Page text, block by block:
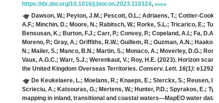
https://dx.doi.org/10.1016/j.biocon.2023.110324, more
Dawson, W.; Peyton, J.M.; Pescott, O.L.; Adriaens, T.; Cottier-
A.F.; Minchin, D.; Moore, N.; Rabitsch, W.; Rorke, S.L.; Tricarico, E.;
Bensusan, K.; Burton, F.J.; Carr, P.; Convey, P.; Copeland, A.I.; Fa,
Moreno, P.; Gray, A.; Griffiths, R.W.; Guillem, R.; Guzman, A.N.;
N.; Mailer, S.; Manco, B.N.; Martin, S.; Monaco, A.; Moverley, D.G.;
Vaux, A.G.C.; Warr, S.J.; Werenkaut, V.; Roy, H.E. (2023). Horizon
the United Kingdom Overseas Territories. Conserv. Lett. 16(1):
De Keukelaere, L.; Moelans, R.; Knaeps, E.; Sterckx, S.; Reusen,
Scrieciu, A.; Katsouras, G.; Mertens, W.; Hunter, P.D.; Spyrakos, E.;
mapping in inland, transitional and coastal waters—MapEO water